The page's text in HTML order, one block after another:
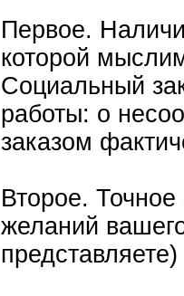
Первое.
которой
Социальный
работы: о
заказом
Второе.
желаний